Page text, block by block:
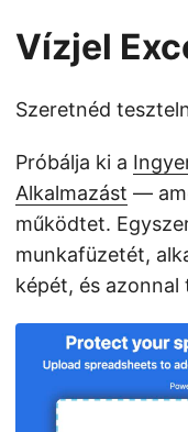
Vízjel
Szeretnéd
Próbálja ki a
Alkalmazást —
működtet.
munkafüzetét,
képét, és